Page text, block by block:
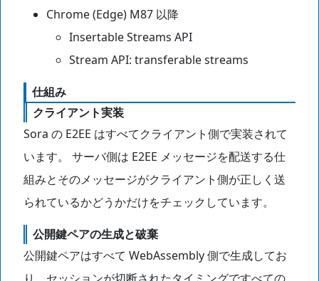
Chrome (Edge) M87 以降
Insertable Streams API
Stream API: transferable streams
仕組み
クライアント実装
Sora の E2EE はすべてクライアント側で実装されて
います。 サーバ側は E2EE メッセージを配送する仕
組みとそのメッセージがクライアント側が正しく送
られているかどうかだけをチェックしています。
公開鍵ペアの生成と破棄
公開鍵ペアはすべて WebAssembly 側で生成してお